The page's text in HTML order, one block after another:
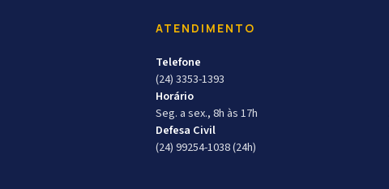
ATENDIMENTO
Telefone
(24) 3353-1393
Horário
Seg. a sex., 8h às 17h
Defesa Civil
(24) 99254-1038 (24h)